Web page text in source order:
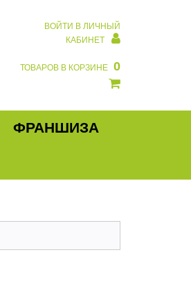
ВОЙТИ В ЛИЧНЫЙ
КАБИНЕТ
ТОВАРОВ В КОРЗИНЕ 0
ФРАНШИЗА